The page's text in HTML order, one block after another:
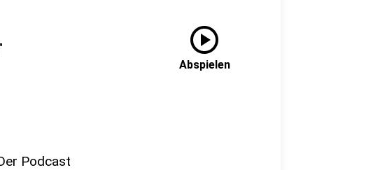
play_circle
Abspielen
Podcast